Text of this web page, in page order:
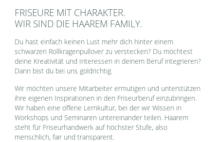
FRISEURE MIT CHARAKTER.
WIR SIND DIE HAAREM FAMILY.
Du hast einfach keinen Lust mehr dich hinter einem
schwarzen Rollkragenpullover zu verstecken? Du möchtest
deine Kreativität und Interessen in deinem Beruf integrieren?
Dann bist du bei uns goldrichtig.
Wir möchten unsere Mitarbeiter ermutigen und unterstützen
ihre eigenen Inspirationen in den Friseurberuf einzubringen.
Wir haben eine offene Lernkultur, bei der wir Wissen in
Workshops und Seminaren untereinander teilen. Haarem
steht für Friseurhandwerk auf höchster Stufe, also
menschlich, fair und transparent.